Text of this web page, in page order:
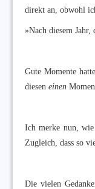
direkt an, obwohl
»Nach diesem Jahr,
Gute Momente
diesen einen
Ich merke nun, wie
Zugleich, dass so
Die vielen